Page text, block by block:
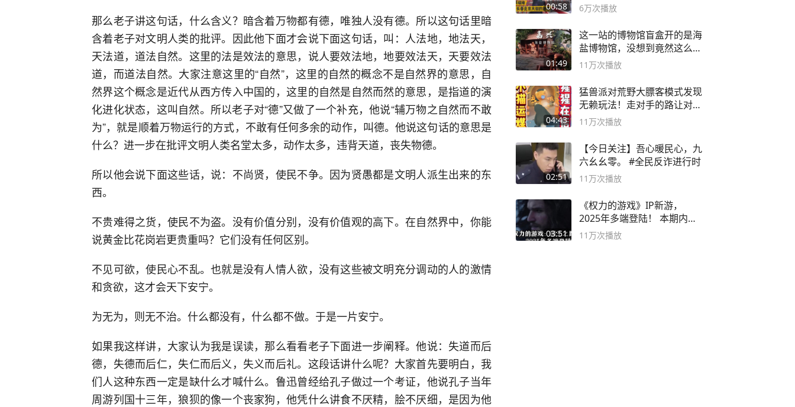
那么老子讲这句话，什么含义？暗含着万物都有德，唯独人没有德。所以这句话里暗
含着老子对文明人类的批评。因此他下面才会说下面这句话，叫：人法地，地法天，
天法道，道法自然。这里的法是效法的意思，说人要效法地，地要效法天，天要效法
道，而道法自然。大家注意这里的“自然”，这里的自然的概念不是自然界的意思，自
然界这个概念是近代从西方传入中国的，这里的自然是自然而然的意思，是指道的演
化进化状态，这叫自然。所以老子对“德”又做了一个补充，他说“辅万物之自然而不敢
为”，就是顺着万物运行的方式，不敢有任何多余的动作，叫德。他说这句话的意思是
什么？进一步在批评文明人类名堂太多，动作太多，违背天道，丧失物德。
所以他会说下面这些话，说：不尚贤，使民不争。因为贤愚都是文明人派生出来的东
西。
不贵难得之货，使民不为盗。没有价值分别，没有价值观的高下。在自然界中，你能
说黄金比花岗岩更贵重吗？它们没有任何区别。
不见可欲，使民心不乱。也就是没有人情人欲，没有这些被文明充分调动的人的激情
和贪欲，这才会天下安宁。
为无为，则无不治。什么都没有，什么都不做。于是一片安宁。
如果我这样讲，大家认为我是误读，那么看看老子下面进一步阐释。他说：失道而后
德，失德而后仁，失仁而后义，失义而后礼。这段话讲什么呢？大家首先要明白，我
们人这种东西一定是缺什么才喊什么。鲁迅曾经给孔子做过一个考证，他说孔子当年
周游列国十三年，狼狈的像一个丧家狗，他凭什么讲食不厌精，脍不厌细，是因为他
00:58 6万次播放
01:49
这一站的博物馆盲盒开的是海
盐博物馆，没想到竟然这么好
逛！
11万次播放
04:43
猛兽派对荒野大膘客模式发现
无赖玩法！走对手的路让对手
无路可走
11万次播放
02:51
【今日关注】吾心暖民心，九
六幺幺零。 #全民反诈进行时
11万次播放
03:51
《权力的游戏》IP新游，
2025年多端登陆！ 本期内容
概要
11万次播放